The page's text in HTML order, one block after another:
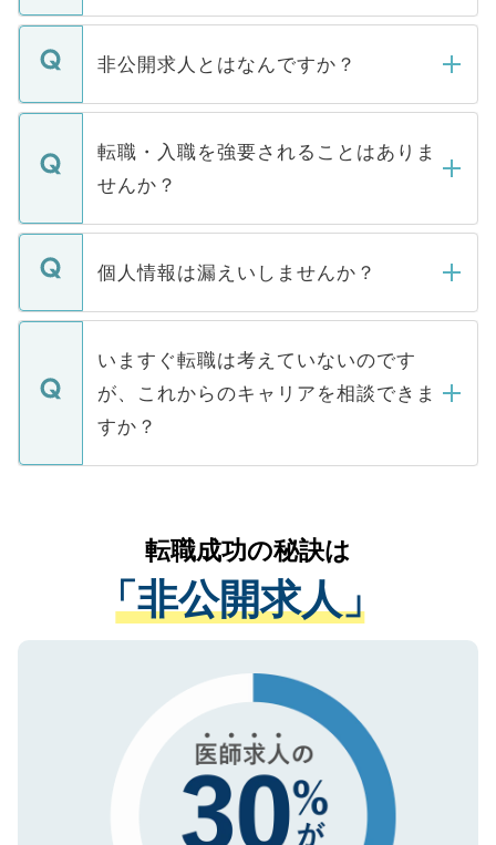
ご登録いただきましたら、弊社担当者がご
登録内容を確認し、その後メールもしくは
ます。通常、5営業日以内にはご連絡をせて
いただきますので、しばらくお待ちくださ
非公開求人とはなんですか？
マイナビDOCTORで取り扱っている求人の
うち約3割は、Webサイトからご覧いただ
けない「非公開求人」です。非公開求人は
下記の理由によって、一般には公開してい
ません。
■応募殺到を避けるため 人気のある医療機
関を公にしてしまうと、応募が殺到する場
に、医療機関が求める条件に合った人材の
みを人材紹介会社に依頼するケースが増え
ています。
転職・入職を強要されることはありま
せんか？
転職・入職を強要することは一切ありませ
ん。また、仮に応募先から内定をいただい
定を承諾する必要はありません。内定先へ
の辞退の連絡はキャリアパートナーが行い
個人情報は漏えいしませんか？
個人情報が漏えいすることはありませんの
で、ご安心ください。当サイトからの登録
などで収集したご登録者様の個人情報は、
ご本人のキャリアアップおよび転職活動の
支援を目的に使用いたします。お預かりし
ているすべての個人データはご本人の許可
は、個人情報の取り扱いについての厳密な
管理基準を満たした事業者のみに付与され
る、プライバシーマークを取得済みです。
で、機密保持に関してもご安心ください。
いますぐ転職は考えていないのです
が、これからのキャリアを相談できま
すか？
かがいして、現在の医療機関の状況や紹介
経験をまじえながら、適切なアドバイスを
させていただきます。すぐにご転職をされ
ない方には、長期的なサポートが可能です
ので、まずはご登録ください。
転職成功の秘訣は
「非公開求人」